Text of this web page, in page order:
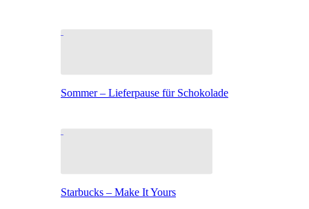
Sommer – Lieferpause für Schokolade
Starbucks – Make It Yours